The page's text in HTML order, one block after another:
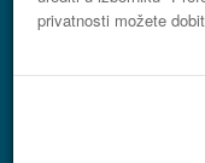
privatnosti možete
Potraži